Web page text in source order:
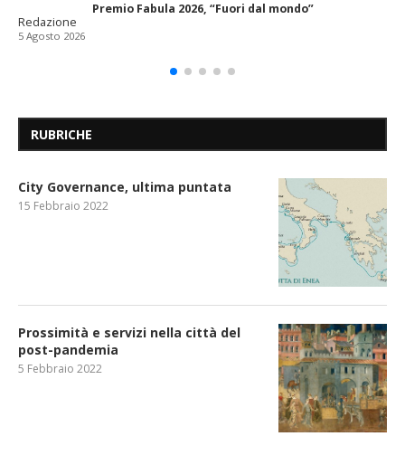
Premio Fabula 2026, “Fuori dal mondo”
Redazione
5 Agosto 2026
RUBRICHE
City Governance, ultima puntata
15 Febbraio 2022
Prossimità e servizi nella città del
post-pandemia
5 Febbraio 2022